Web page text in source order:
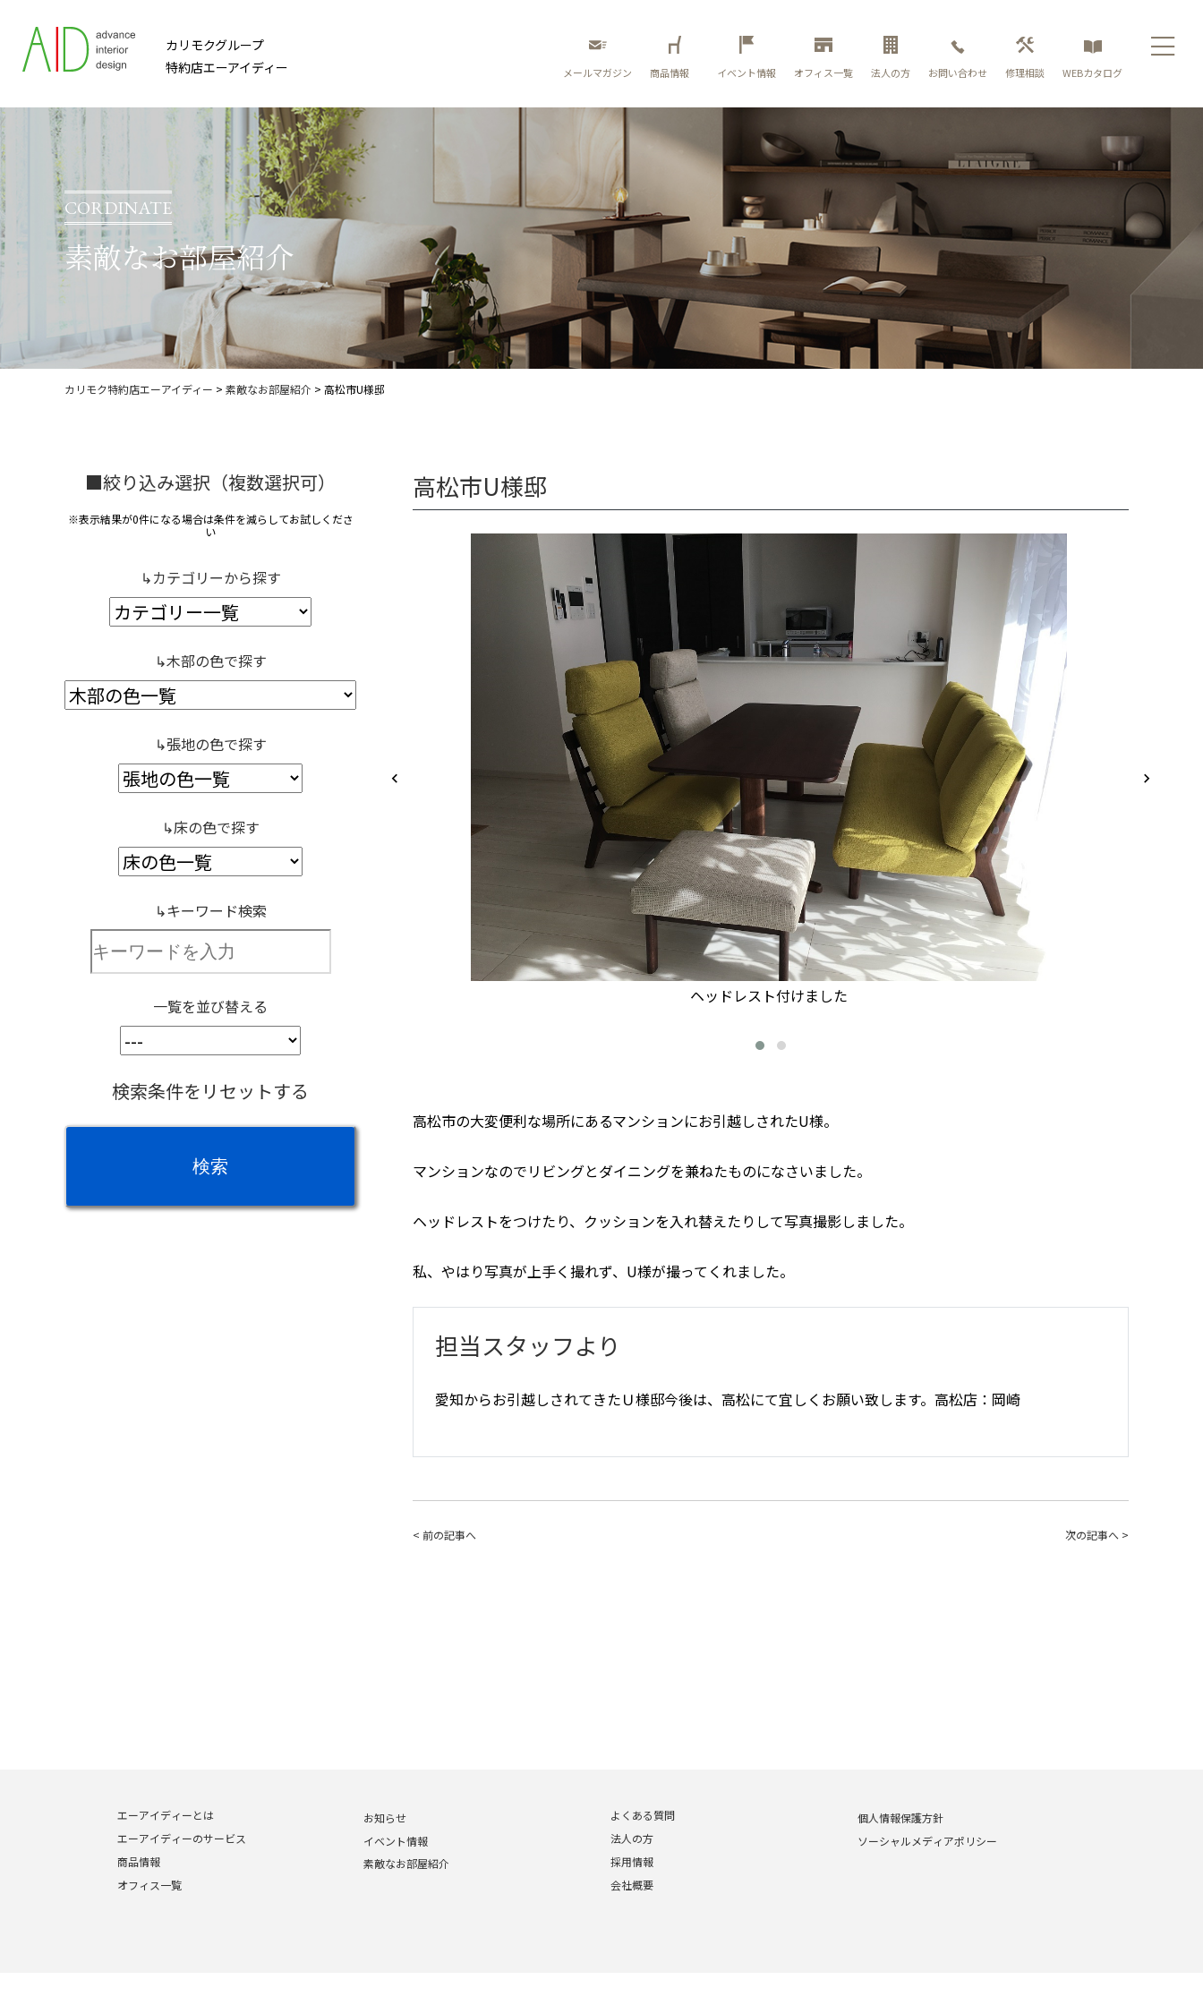
カリモクグループ
特約店エーアイディー
メールマガジン 商品情報 イベント情報 オフィス一覧 法人の方 お問い合わせ 修理相談 WEBカタログ
CORDINATE
素敵なお部屋紹介
カリモク特約店エーアイディー > 素敵なお部屋紹介 > 高松市U様邸
高松市U様邸
ヘッドレスト付けました
高松市の大変便利な場所にあるマンションにお引越しされたU様。
マンションなのでリビングとダイニングを兼ねたものになさいました。
ヘッドレストをつけたり、クッションを入れ替えたりして写真撮影しました。
私、やはり写真が上手く撮れず、U様が撮ってくれました。
担当スタッフより
愛知からお引越しされてきたＵ様邸今後は、高松にて宜しくお願い致します。高松店：岡崎
< 前の記事へ 次の記事へ >
■絞り込み選択（複数選択可）
※表示結果が0件になる場合は条件を減らしてお試しくださ
い
↳カテゴリーから探す
↳木部の色で探す
↳張地の色で探す
↳床の色で探す
↳キーワード検索
一覧を並び替える
検索条件をリセットする
エーアイディーとは
エーアイディーのサービス
商品情報
オフィス一覧
お知らせ
イベント情報
素敵なお部屋紹介
よくある質問
法人の方
採用情報
会社概要
個人情報保護方針
ソーシャルメディアポリシー